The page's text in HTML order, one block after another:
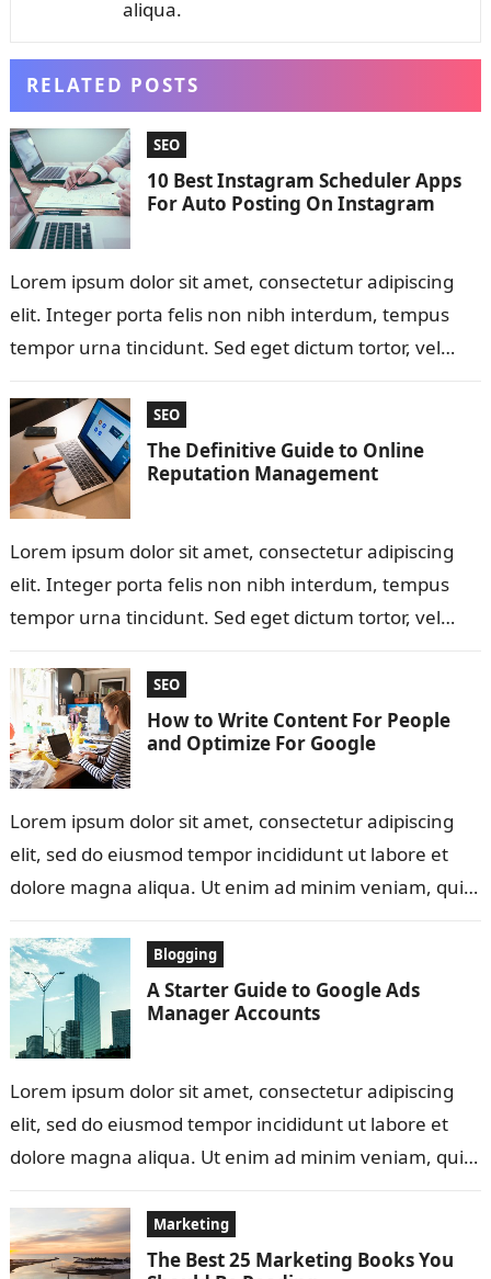
aliqua.
RELATED POSTS
SEO
10 Best Instagram Scheduler Apps
For Auto Posting On Instagram
Lorem ipsum dolor sit amet, consectetur adipiscing
elit. Integer porta felis non nibh interdum, tempus
tempor urna tincidunt. Sed eget dictum tortor, vel
SEO
The Definitive Guide to Online
Reputation Management
Lorem ipsum dolor sit amet, consectetur adipiscing
elit. Integer porta felis non nibh interdum, tempus
tempor urna tincidunt. Sed eget dictum tortor, vel
SEO
How to Write Content For People
and Optimize For Google
Lorem ipsum dolor sit amet, consectetur adipiscing
elit, sed do eiusmod tempor incididunt ut labore et
dolore magna aliqua. Ut enim ad minim veniam, quis
Blogging
A Starter Guide to Google Ads
Manager Accounts
Lorem ipsum dolor sit amet, consectetur adipiscing
elit, sed do eiusmod tempor incididunt ut labore et
dolore magna aliqua. Ut enim ad minim veniam, quis
Marketing
The Best 25 Marketing Books You